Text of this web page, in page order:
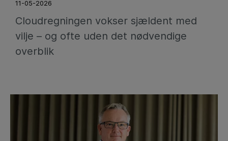
11-05-2026
Cloudregningen vokser sjældent med
vilje – og ofte uden det nødvendige
overblik